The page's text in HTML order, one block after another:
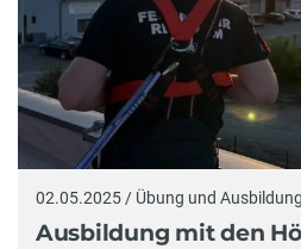
02.05.2025 / Übung und Ausbildung
Ausbildung mit den